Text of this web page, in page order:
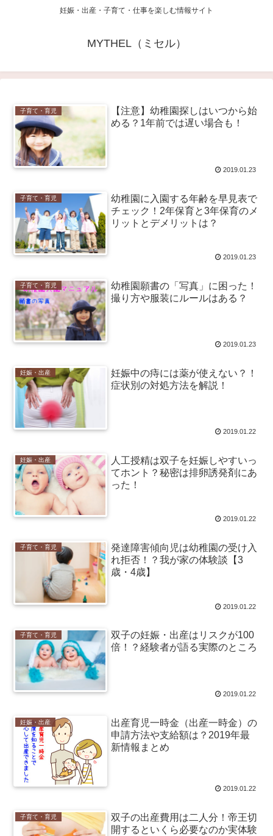
妊娠・出産・子育て・仕事を楽しむ情報サイト
MYTHEL（ミセル）
子育て・育児
【注意】幼稚園探しはいつから始
める？1年前では遅い場合も！
2019.01.23
子育て・育児
幼稚園に入園する年齢を早見表で
チェック！2年保育と3年保育のメ
リットとデメリットは？
2019.01.23
子育て・育児
幼稚園願書の「写真」に困った！
撮り方や服装にルールはある？
2019.01.23
妊娠・出産
妊娠中の痔には薬が使えない？！
症状別の対処方法を解説！
2019.01.22
妊娠・出産
人工授精は双子を妊娠しやすいっ
てホント？秘密は排卵誘発剤にあ
った！
2019.01.22
子育て・育児
発達障害傾向児は幼稚園の受け入
れ拒否！？我が家の体験談【3
歳・4歳】
2019.01.22
子育て・育児
双子の妊娠・出産はリスクが100
倍！？経験者が語る実際のところ
2019.01.22
妊娠・出産
出産育児一時金（出産一時金）の
申請方法や支給額は？2019年最
新情報まとめ
2019.01.22
子育て・育児
双子の出産費用は二人分！帝王切
開するといくら必要なのか実体験